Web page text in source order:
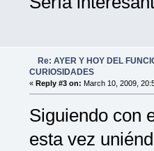
Re: AYER Y HOY DEL
CURIOSIDADES
« Reply #3 on: March 10, 2009,
Siguiendo con
esta vez